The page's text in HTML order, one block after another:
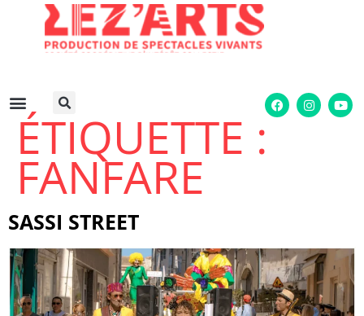
ÉTIQUETTE :
FANFARE
SASSI STREET